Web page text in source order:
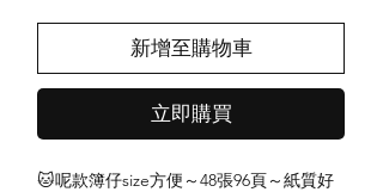
新增至購物車
立即購買
🐱呢款簿仔size方便～48張96頁～紙質好